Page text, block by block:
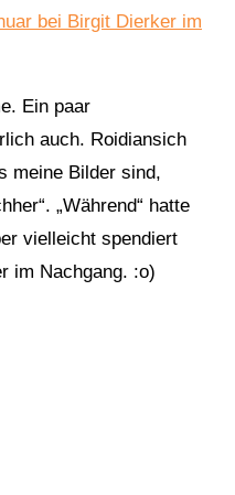
bei Birgit Dierker im
Ein paar
auch. Roidiansich
meine Bilder sind,
„Während“ hatte
vielleicht spendiert
im Nachgang. :o)